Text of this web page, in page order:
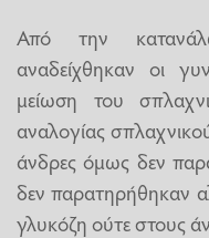
Από την
αναδείχθηκαν οι
μείωση του
αναλογίας
άνδρες όμως δεν
δεν παρατηρήθηκαν
γλυκόζη ούτε στους